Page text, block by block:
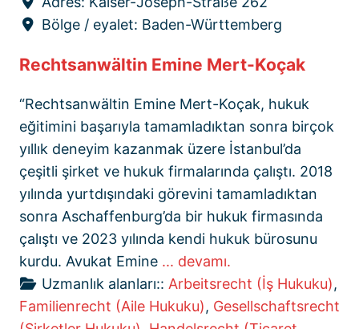
Bölge / eyalet: Baden-Württemberg
Rechtsanwältin Emine Mert-Koçak
“Rechtsanwältin Emine Mert-Koçak, hukuk
eğitimini başarıyla tamamladıktan sonra birçok
yıllık deneyim kazanmak üzere İstanbul’da
çeşitli şirket ve hukuk firmalarında çalıştı. 2018
yılında yurtdışındaki görevini tamamladıktan
sonra Aschaffenburg’da bir hukuk firmasında
çalıştı ve 2023 yılında kendi hukuk bürosunu
kurdu. Avukat Emine ... devamı.
Uzmanlık alanları:: Arbeitsrecht (İş Hukuku),
Familienrecht (Aile Hukuku), Gesellschaftsrecht